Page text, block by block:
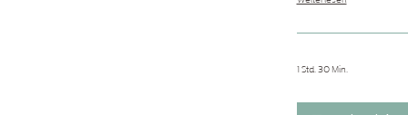
1 Std. 30 Min.